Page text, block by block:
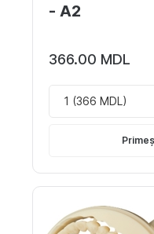
- A2
366.00 MDL
1 (366 MDL)